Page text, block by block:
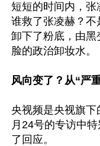
短短的时间内，
谁救了张凌赫？不
卸下了粉底，由
脸的政治卸妆水。
风向变了？从“严
央视频是央视旗
月24号的专访中
了回应。